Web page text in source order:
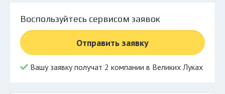
© 2026 Все права защищены
Воспользуйтесь сервисом заявок
Отправить заявку
Вашу заявку получат 2 компании в Великих Луках